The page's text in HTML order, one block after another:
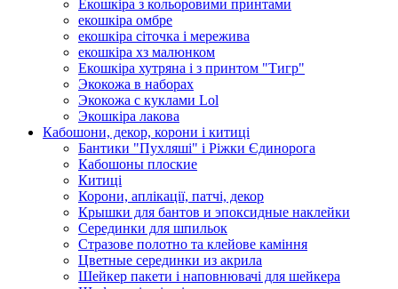
Екошкіра з кольоровими принтами
екошкіра омбре
екошкіра сіточка і мережива
екошкіра хз малюнком
Екошкіра хутряна і з принтом "Тигр"
Экокожа в наборах
Экокожа с куклами Lol
Экошкiра лакова
Кабошони, декор, корони і китиці
Бантики "Пухляші" і Ріжки Єдинорога
Кабошоны плоские
Китиці
Корони, аплікації, патчі, декор
Крышки для бантов и эпоксидные наклейки
Серединки для шпильок
Стразове полотно та клейове каміння
Цветные серединки из акрила
Шейкер пакети і наповнювачі для шейкера